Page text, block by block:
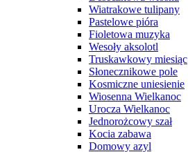
Wiatrakowe tulipany
Pastelowe pióra
Fioletowa muzyka
Wesoły aksolotl
Truskawkowy miesiąc
Słonecznikowe pole
Kosmiczne uniesienie
Wiosenna Wielkanoc
Urocza Wielkanoc
Jednorożcowy szał
Kocia zabawa
Domowy azyl